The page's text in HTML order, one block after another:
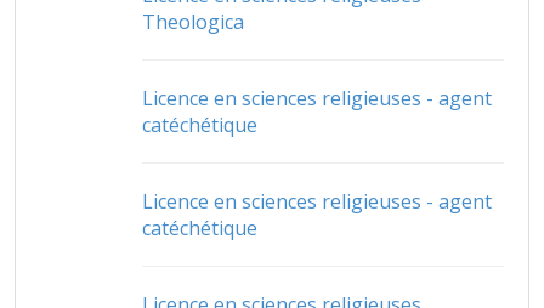
Theologica
Licence en sciences religieuses - agent
catéchétique
Licence en sciences religieuses - agent
catéchétique